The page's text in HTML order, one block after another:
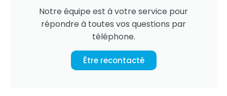
Notre équipe est à votre service pour
répondre à toutes vos questions par
téléphone.
Être recontacté